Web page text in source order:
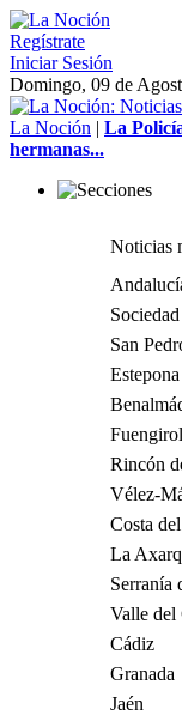
Regístrate
Iniciar Sesión
Domingo, 09 de
La Noción | La
hermanas...
Noticias
Sociedad
San
Estepona
Rincón
Vélez-
Costa
La
Serranía
Valle del
Cádiz
Granada
Jaén